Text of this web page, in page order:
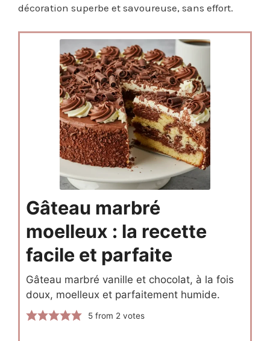
décoration superbe et savoureuse, sans effort.
Gâteau marbré
moelleux : la recette
facile et parfaite
Gâteau marbré vanille et chocolat, à la fois
doux, moelleux et parfaitement humide.
5 from 2 votes